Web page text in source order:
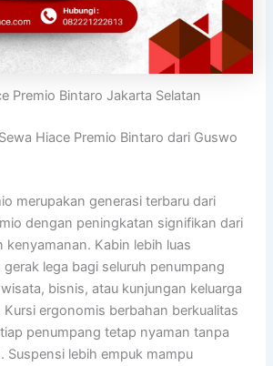
Premio Bintaro Jakarta Selatan
Hiace Premio Bintaro dari Guswo
merupakan generasi terbaru dari
dengan peningkatan signifikan dari
kenyamanan. Kabin lebih luas
lega bagi seluruh penumpang
bisnis, atau kunjungan keluarga
ergonomis berbahan berkualitas
penumpang tetap nyaman tanpa
Suspensi lebih empuk mampu